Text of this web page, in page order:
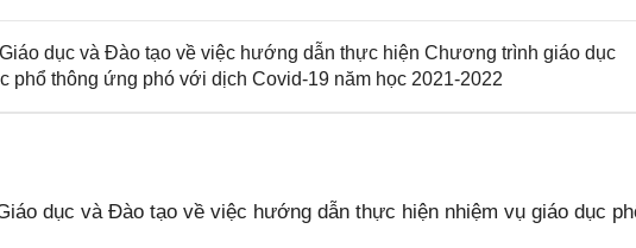
dục và Đào tạo về việc hướng dẫn thực hiện Chương trình giáo dục
phổ thông ứng phó với dịch Covid-19 năm học 2021-2022
dục và Đào tạo về việc hướng dẫn thực hiện nhiệm vụ giáo dục